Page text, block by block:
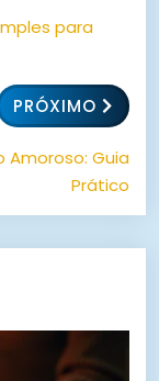
para
PRÓXIMO
Amoroso: Guia
Prático